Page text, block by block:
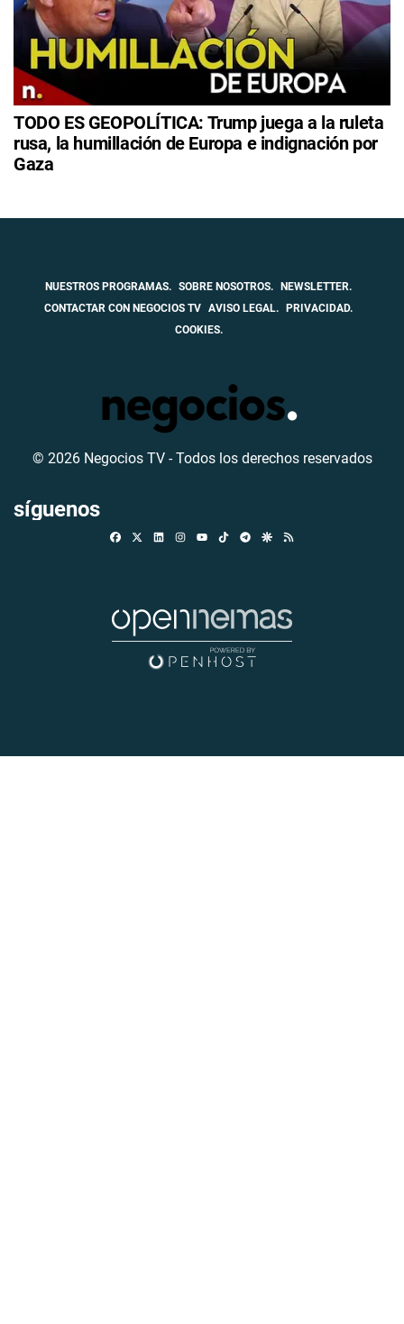
TODO ES GEOPOLÍTICA: Trump juega a la ruleta
rusa, la humillación de Europa e indignación por
Gaza
NUESTROS PROGRAMAS. SOBRE NOSOTROS. NEWSLETTER.
CONTACTAR CON NEGOCIOS TV AVISO LEGAL. PRIVACIDAD.
COOKIES.
© 2026 Negocios TV - Todos los derechos reservados
síguenos
FacebookLinkedinInstagramTikTokTelegramGoogle Discover